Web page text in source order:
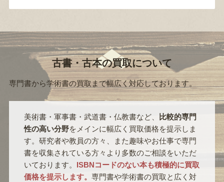
古書・古本の買取について
専門書から学術書の買取まで幅広く対応しております。
美術書・軍事書・武道書・仏教書など、
比較的専門
性の高い分野をメインに幅広く買取価格を提示しま
す。研究者や教員の方々、また趣味やお仕事で専門
書を収集されている方々より多数のご相談をいただ
いております。 ISBNコードのない本も積極的に買取
価格を提示します。 専門書や学術書の買取と広く対